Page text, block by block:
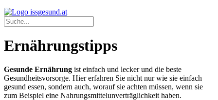
Ernährungstipps
Gesunde Ernährung ist einfach und lecker und die beste
Gesundheitsvorsorge. Hier erfahren Sie nicht nur wie sie einfach
gesund essen, sondern auch, worauf sie achten müssen, wenn sie
zum Beispiel eine Nahrungsmittelunverträglichkeit haben.